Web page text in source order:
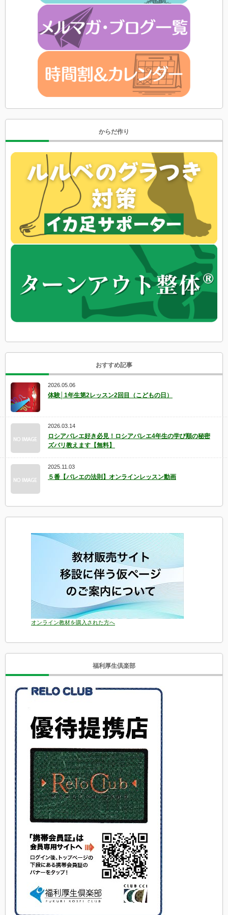
からだ作り
おすすめ記事
2026.05.06
体験│1年生第2レッスン2回目（こどもの日）
2026.03.14
ロシアバレエ好き必見！ロシアバレエ4年生の学び順の秘密
ズバリ教えます【無料】
2025.11.03
５番【バレエの法則】オンラインレッスン動画
オンライン教材を購入された方へ
福利厚生倶楽部